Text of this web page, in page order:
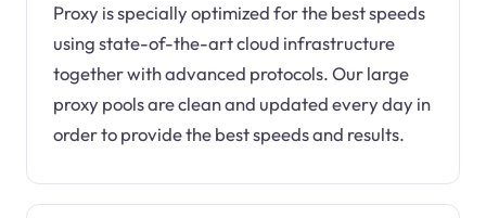
Proxy is specially optimized for the best speeds
using state-of-the-art cloud infrastructure
together with advanced protocols. Our large
proxy pools are clean and updated every day in
order to provide the best speeds and results.